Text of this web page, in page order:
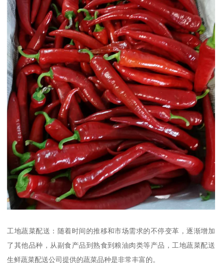
工地蔬菜配送：随着时间的推移和市场需求的不停变革，逐渐增加
了其他品种，从副食产品到熟食到粮油肉类等产品，工地蔬菜配送
生鲜蔬菜配送公司提供的蔬菜品种是非常丰富的。